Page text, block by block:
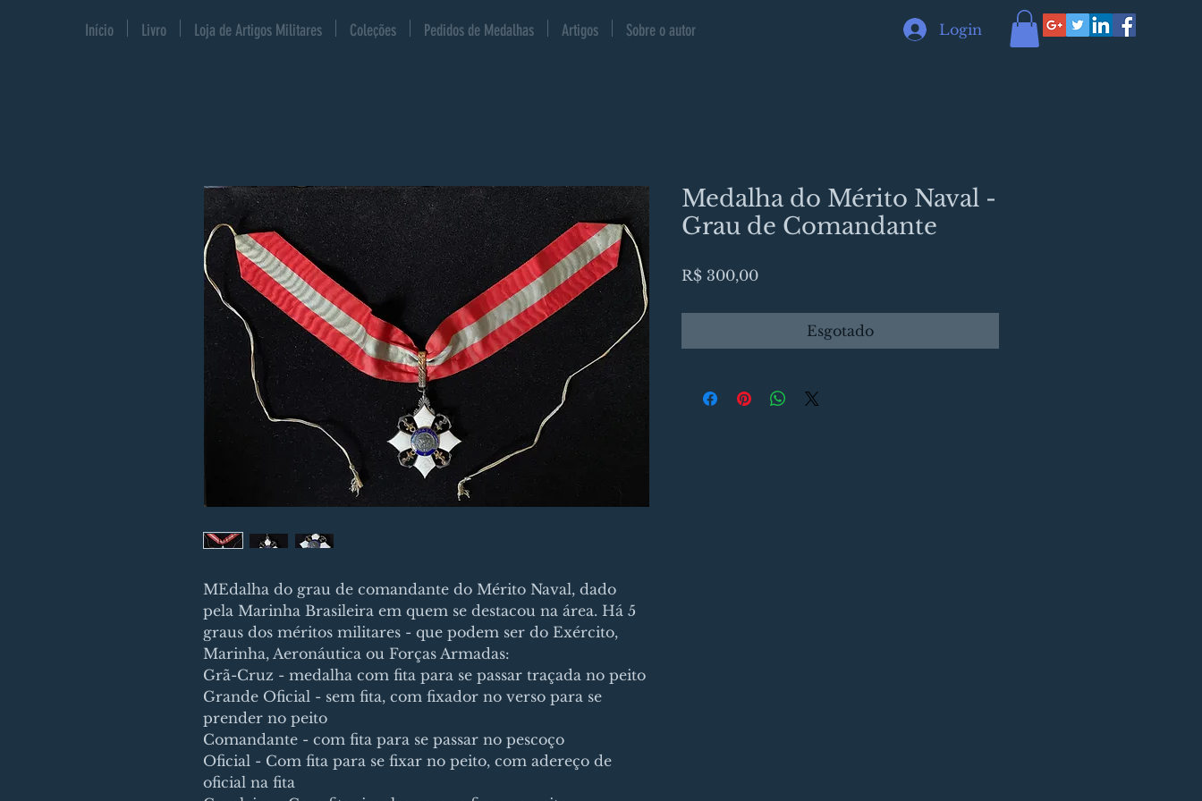
Login
Início Livro Loja de Artigos Militares Coleções Pedidos de Medalhas Artigos Sobre o autor
MEdalha do grau de comandante do Mérito Naval, dado
pela Marinha Brasileira em quem se destacou na área. Há 5
graus dos méritos militares - que podem ser do Exército,
Marinha, Aeronáutica ou Forças Armadas:
Grã-Cruz - medalha com fita para se passar traçada no peito
Grande Oficial - sem fita, com fixador no verso para se
prender no peito
Comandante - com fita para se passar no pescoço
Oficial - Com fita para se fixar no peito, com adereço de
oficial na fita
Medalha do Mérito Naval -
Grau de Comandante
R$ 300,00Preço
Esgotado